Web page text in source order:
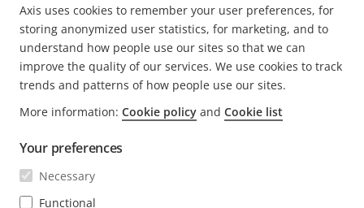
HUIDIGE
PAGINA
1 PAGE
2
VOLGENDE
PAGINA
>
FOOTER
CONTACT
Neem contact met ons op
Experience Center
NIEUWS EN VERHALEN
Klantverhalen
ABONNEREN
Axis uses cookies to remember your user preferences, for
storing anonymized user statistics, for marketing, and to
understand how people use our sites so that we can
improve the quality of our services. We use cookies to track
trends and patterns of how people use our sites.
More information: Cookie policy and Cookie list
Your preferences
Necessary
Functional